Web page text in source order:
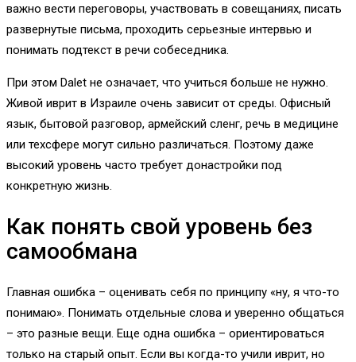
важно вести переговоры, участвовать в совещаниях, писать
развернутые письма, проходить серьезные интервью и
понимать подтекст в речи собеседника.
При этом Dalet не означает, что учиться больше не нужно.
Живой иврит в Израиле очень зависит от среды. Офисный
язык, бытовой разговор, армейский сленг, речь в медицине
или техсфере могут сильно различаться. Поэтому даже
высокий уровень часто требует донастройки под
конкретную жизнь.
Как понять свой уровень без
самообмана
Главная ошибка – оценивать себя по принципу «ну, я что-то
понимаю». Понимать отдельные слова и уверенно общаться
– это разные вещи. Еще одна ошибка – ориентироваться
только на старый опыт. Если вы когда-то учили иврит, но